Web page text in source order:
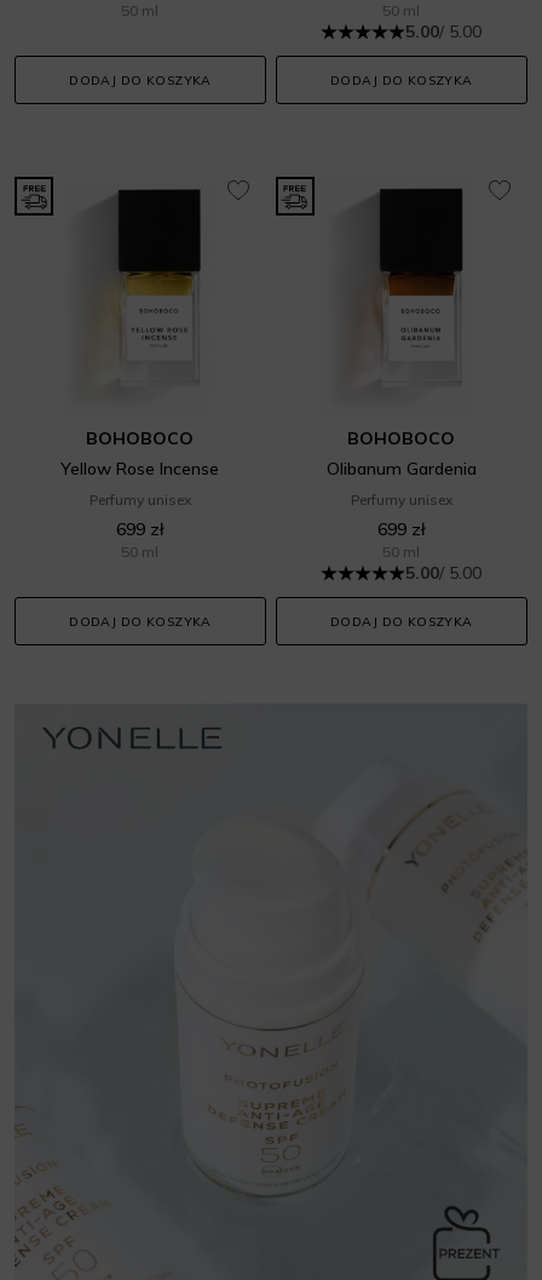
50 ml
DODAJ DO KOSZYKA
50 ml
5.00/ 5.00
DODAJ DO KOSZYKA
BOHOBOCO
Yellow Rose Incense
Perfumy unisex
699 zł
50 ml
DODAJ DO KOSZYKA
BOHOBOCO
Olibanum Gardenia
Perfumy unisex
699 zł
50 ml
5.00/ 5.00
DODAJ DO KOSZYKA